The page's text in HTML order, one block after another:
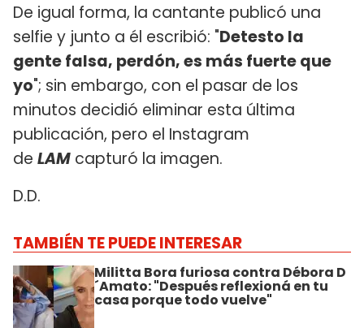
De igual forma, la cantante publicó una
selfie y junto a él escribió: "Detesto la
gente falsa, perdón, es más fuerte que
yo"; sin embargo, con el pasar de los
minutos decidió eliminar esta última
publicación, pero el Instagram
de LAM capturó la imagen.
D.D.
TAMBIÉN TE PUEDE INTERESAR
Militta Bora furiosa contra Débora D
´Amato: "Después reflexioná en tu
casa porque todo vuelve"